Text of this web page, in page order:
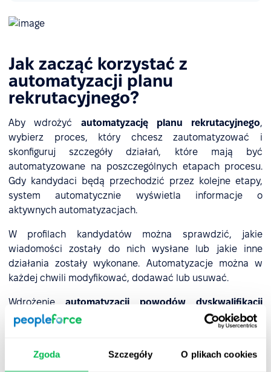
Zgoda Szczegóły O plikach cookies
Jak zacząć korzystać z
automatyzacji planu
rekrutacyjnego?
Aby wdrożyć automatyzację planu rekrutacyjnego,
wybierz proces, który chcesz zautomatyzować i
skonfiguruj szczegóły działań, które mają być
automatyzowane na poszczególnych etapach procesu.
Gdy kandydaci będą przechodzić przez kolejne etapy,
system automatycznie wyświetla informacje o
aktywnych automatyzacjach.
W profilach kandydatów można sprawdzić, jakie
wiadomości zostały do nich wysłane lub jakie inne
działania zostały wykonane. Automatyzacje można w
każdej chwili modyfikować, dodawać lub usuwać.
Wdrożenie automatyzacji powodów dyskwalifikacji
kandydatadziała w podobny sposób. Kiedy kandydat
zostaje zdyskwalifikowany z określonego powodu,